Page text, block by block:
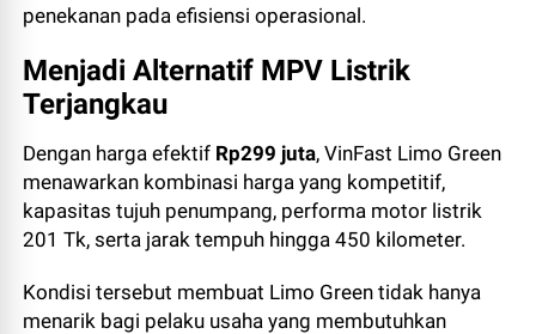
penekanan pada efisiensi operasional.
Menjadi Alternatif MPV Listrik
Terjangkau
Dengan harga efektif Rp299 juta, VinFast Limo Green
menawarkan kombinasi harga yang kompetitif,
kapasitas tujuh penumpang, performa motor listrik
201 Tk, serta jarak tempuh hingga 450 kilometer.
Kondisi tersebut membuat Limo Green tidak hanya
menarik bagi pelaku usaha yang membutuhkan